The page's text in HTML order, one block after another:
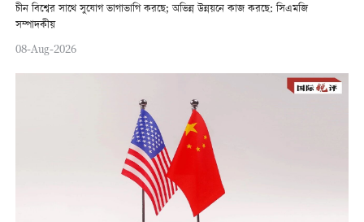
চীন বিশ্বের সাথে সুযোগ ভাগাভাগি করছে; অভিন্ন উন্নয়নে কাজ করছে: সিএমজি
সম্পাদকীয়
08-Aug-2026